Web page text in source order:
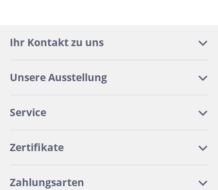
Ihr Kontakt zu uns
Unsere Ausstellung
Service
Zertifikate
Zahlungsarten